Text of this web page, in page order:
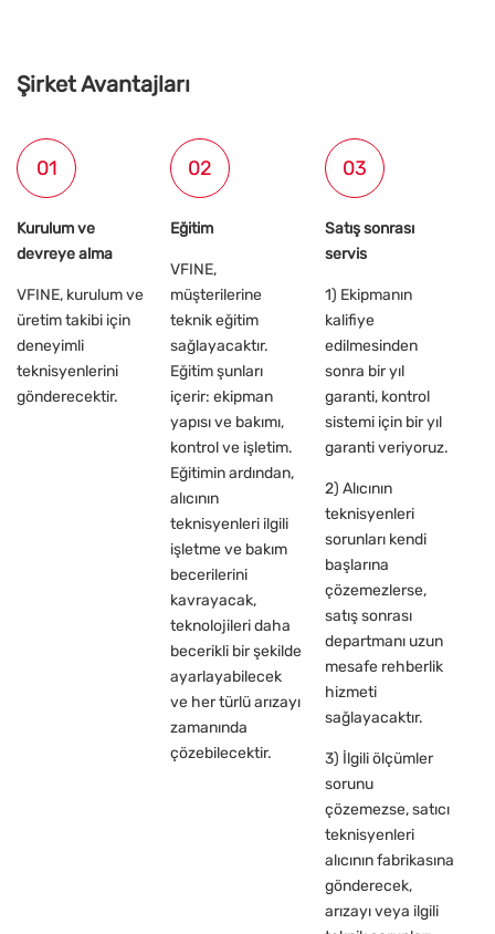
Şirket Avantajları
01
Kurulum ve
devreye alma
VFINE, kurulum ve
üretim takibi için
deneyimli
teknisyenlerini
gönderecektir.
02
Eğitim
VFINE,
müşterilerine
teknik eğitim
sağlayacaktır.
Eğitim şunları
içerir: ekipman
yapısı ve bakımı,
kontrol ve işletim.
Eğitimin ardından,
alıcının
teknisyenleri ilgili
işletme ve bakım
becerilerini
kavrayacak,
teknolojileri daha
becerikli bir şekilde
ayarlayabilecek
ve her türlü arızayı
zamanında
çözebilecektir.
03
Satış sonrası
servis
1) Ekipmanın
kalifiye
edilmesinden
sonra bir yıl
garanti, kontrol
sistemi için bir yıl
garanti veriyoruz.
2) Alıcının
teknisyenleri
sorunları kendi
başlarına
çözemezlerse,
satış sonrası
departmanı uzun
mesafe rehberlik
hizmeti
sağlayacaktır.
3) İlgili ölçümler
sorunu
çözemezse, satıcı
teknisyenleri
alıcının fabrikasına
gönderecek,
arızayı veya ilgili